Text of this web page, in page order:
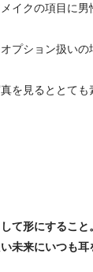
イクの項目に男
プション扱い
を見るととても
て形にすること。
未来にいつも